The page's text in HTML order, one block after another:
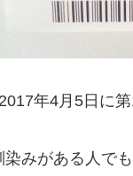
年4月5日に第
みがある人で